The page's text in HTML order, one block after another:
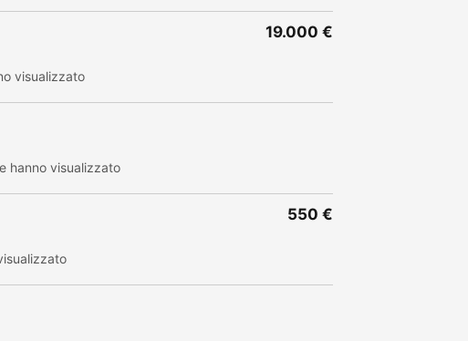
visualizzato
19.000 €
hanno visualizzato
550 €